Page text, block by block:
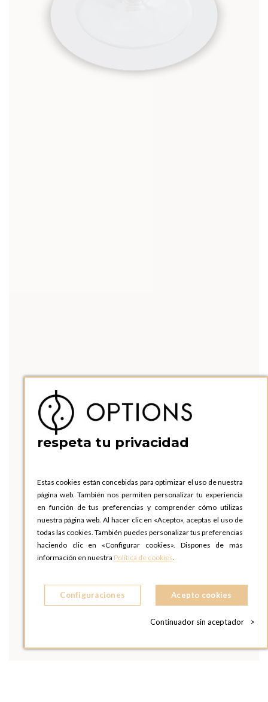
respeta tu privacidad
Estas cookies están concebidas para optimizar el uso de nuestra
página web. También nos permiten personalizar tu experiencia
en función de tus preferencias y comprender cómo utilizas
nuestra página web. Al hacer clic en «Acepto», aceptas el uso de
todas las cookies. También puedes personalizar tus preferencias
haciendo clic en «Configurar cookies». Dispones de más
información en nuestra Política de cookies.
Configuraciones Acepto cookies
Continuador sin aceptador >